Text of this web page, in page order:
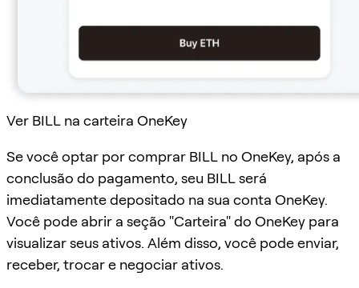
Ver BILL na carteira OneKey
Se você optar por comprar BILL no OneKey, após a
conclusão do pagamento, seu BILL será
imediatamente depositado na sua conta OneKey.
Você pode abrir a seção "Carteira" do OneKey para
visualizar seus ativos. Além disso, você pode enviar,
receber, trocar e negociar ativos.